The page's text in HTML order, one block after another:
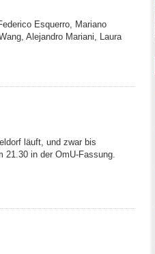
Esquerro, Mariano
Alejandro Mariani, Laura
läuft, und zwar bis
in der OmU-Fassung.